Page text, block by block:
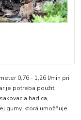
0,76 - 1,26 l/min pri
je potreba použiť
hadica,
gumy, ktorá umožňuje